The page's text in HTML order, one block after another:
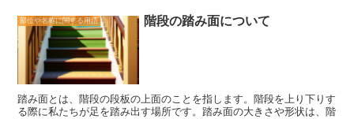
ット内の物を保護し、整理するための重要な要素です。プライバシー
の保護や物の保護、整理効果など、様々な役割を果たしています。ク
ローゼットを使いやすく、美しく保つためにも、適切なクローゼット
ドアの選択が重要です。
金属、コンクリートなどがあります。素材によって、エプロンの見た
目や耐久性が異なるため、使用する場所や目的に合わせて選ぶことが
重要です。 エプロンの主な役割は、建物の基礎部分を保護すること
です。特に、地面からの水や湿気、雨水の侵入を防ぐ役割がありま
す。また、エプロンは建物の外壁や屋根の下部を覆うことで、風や雨
の影響を軽減し、建物の耐久性を高める役割も果たしています。 さ
らに、エプロンは建物の外観を美しく仕上げるための要素でもありま
す。エプロンのデザインや素材を選ぶことで、建物のスタイルや雰囲
気を演出することができます。特に、木材を使用したエプロンは、温
部位や名称に関する用語 階段の踏み面について
踏み面とは、階段の段板の上面のことを指します。階段を上り下りす
る際に私たちが足を踏み出す場所です。踏み面の大きさや形状は、階